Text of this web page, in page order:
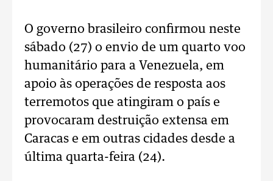
O governo brasileiro confirmou neste
sábado (27) o envio de um quarto voo
humanitário para a Venezuela, em
apoio às operações de resposta aos
terremotos que atingiram o país e
provocaram destruição extensa em
Caracas e em outras cidades desde a
última quarta-feira (24).